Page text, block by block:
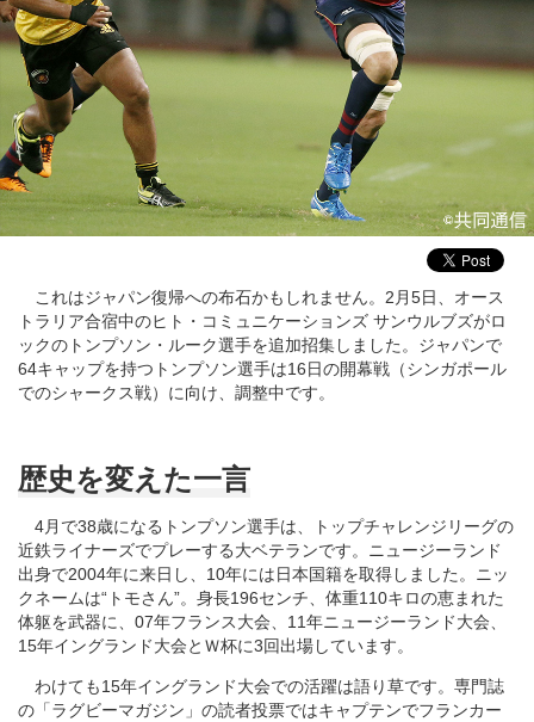
これはジャパン復帰への布石かもしれません。2月5日、オース
トラリア合宿中のヒト・コミュニケーションズ サンウルブズがロ
ックのトンプソン・ルーク選手を追加招集しました。ジャパンで
64キャップを持つトンプソン選手は16日の開幕戦（シンガポール
でのシャークス戦）に向け、調整中です。
歴史を変えた一言
4月で38歳になるトンプソン選手は、トップチャレンジリーグの
近鉄ライナーズでプレーする大ベテランです。ニュージーランド
出身で2004年に来日し、10年には日本国籍を取得しました。ニッ
クネームは“トモさん”。身長196センチ、体重110キロの恵まれた
体躯を武器に、07年フランス大会、11年ニュージーランド大会、
15年イングランド大会とＷ杯に3回出場しています。
わけても15年イングランド大会での活躍は語り草です。専門誌
の「ラグビーマガジン」の読者投票ではキャプテンでフランカー